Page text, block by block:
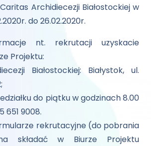
Archidiecezji Białostockiej w
do 26.02.2020r.
nt. rekrutacji uzyskacie
Projektu:
Białostockiej: Białystok, ul.
do piątku w godzinach 8.00
651 9008.
rekrutacyjne (do pobrania
składać w Biurze Projektu